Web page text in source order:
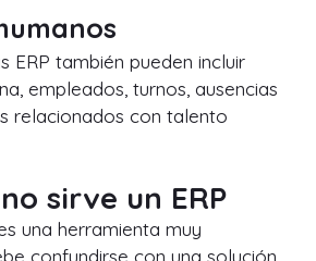
ERP también pueden incluir
empleados, turnos, ausencias
relacionados con talento
sirve un ERP
una herramienta muy
confundirse con una solución